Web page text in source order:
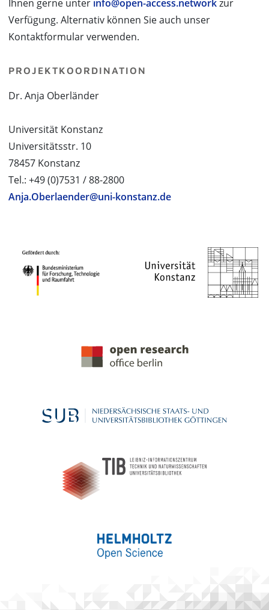
Ihnen gerne unter info@open-access.networkzur
Verfügung. Alternativ können Sie auch unser
Kontaktformular verwenden.
PROJEKTKOORDINATION
Dr. Anja Oberländer
Universität Konstanz
Universitätsstr. 10
78457 Konstanz
Tel.: +49 (0)7531 / 88-2800
Anja.Oberlaender@uni-konstanz.de